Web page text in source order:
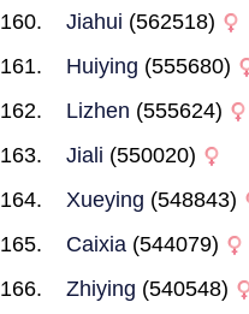
Jiahui (562518)
Huiying (555680)
Lizhen (555624)
Jiali (550020)
Xueying (548843)
Caixia (544079)
Zhiying (540548)